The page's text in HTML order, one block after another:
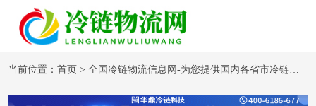
当前位置：首页 >全国冷链物流信息网-为您提供国内各省市冷链物流企业信息